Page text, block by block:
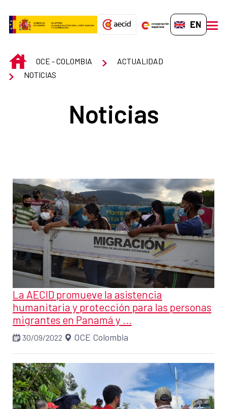
EN-GB
INICIOOCE - COLOMBIA
ACTUALIDAD
NOTICIAS
Noticias
La AECID promueve la asistencia
humanitaria y protección para las personas
migrantes en Panamá y ...
30/09/2022 OCE Colombia